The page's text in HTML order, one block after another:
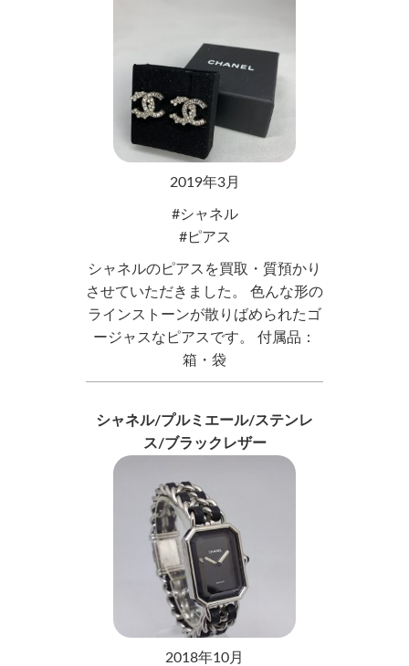
2019年3月
シャネル
ピアス
シャネルのピアスを買取・質預かり
させていただきました。 色んな形の
ラインストーンが散りばめられたゴ
ージャスなピアスです。 付属品：
箱・袋
シャネル/プルミエール/ステンレ
ス/ブラックレザー
2018年10月